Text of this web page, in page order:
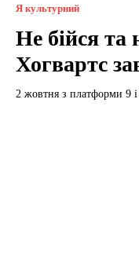
Я культурний
Не бійся та
Хогвартс
2 жовтня з платформи 9